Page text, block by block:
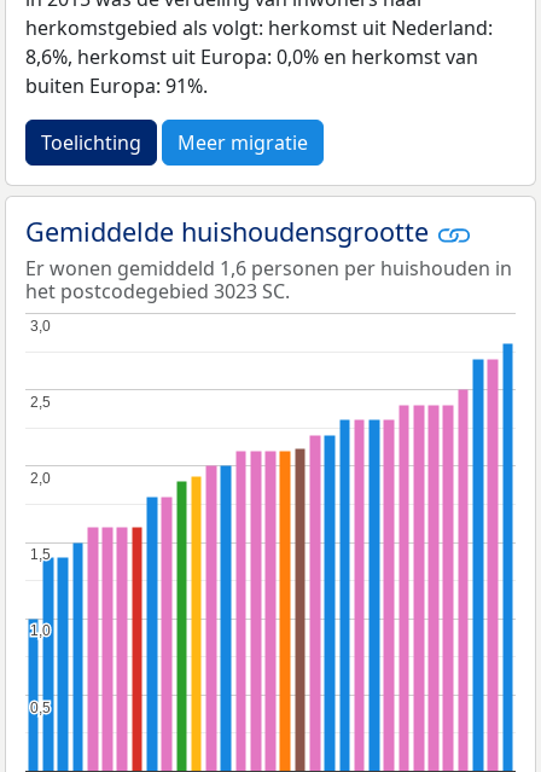
herkomstgebied als volgt: herkomst uit Nederland:
8,6%, herkomst uit Europa: 0,0% en herkomst van
buiten Europa: 91%.
Toelichting Meer migratie
Gemiddelde huishoudensgrootte
Er wonen gemiddeld 1,6 personen per huishouden in
het postcodegebied 3023 SC.
0,5
0,5
1,0
1,0
1,5
1,5
2,0
2,0
2,5
2,5
3,0
3,0